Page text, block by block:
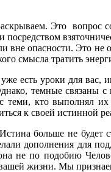
Это вопрос
опасности. Это не
смысла тратить
есть уроки для вас,
темные связаны
кто выполнял
к своей истинной
больше не
дополнения для
не по подобию
жизни. Мы